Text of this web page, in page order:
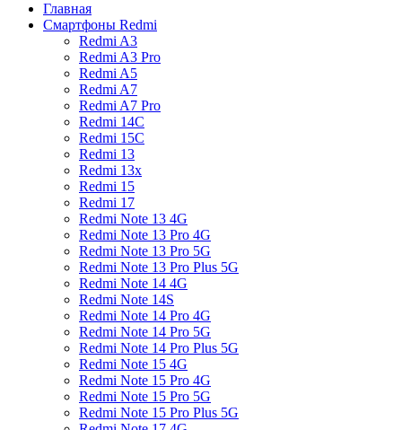
Главная
Смартфоны Redmi
Redmi A3
Redmi A3 Pro
Redmi A5
Redmi A7
Redmi A7 Pro
Redmi 14C
Redmi 15C
Redmi 13
Redmi 13x
Redmi 15
Redmi 17
Redmi Note 13 4G
Redmi Note 13 Pro 4G
Redmi Note 13 Pro 5G
Redmi Note 13 Pro Plus 5G
Redmi Note 14 4G
Redmi Note 14S
Redmi Note 14 Pro 4G
Redmi Note 14 Pro 5G
Redmi Note 14 Pro Plus 5G
Redmi Note 15 4G
Redmi Note 15 Pro 4G
Redmi Note 15 Pro 5G
Redmi Note 15 Pro Plus 5G